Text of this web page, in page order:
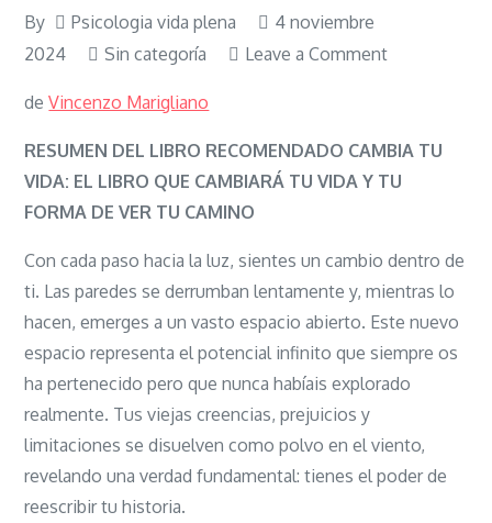
By Psicologia vida plena
4 noviembre
2024
Sin categoría Leave a Commenton
tu
vida:
que
cambiará
tu
vida
y
forma
de
deVincenzo Marigliano
RESUMEN DEL LIBRO RECOMENDADO CAMBIA TU
VIDA: EL LIBRO QUE CAMBIARÁ TU VIDA Y TU
FORMA DE VER TU CAMINO
Con cada paso hacia la luz, sientes un cambio dentro de
ti. Las paredes se derrumban lentamente y, mientras lo
hacen, emerges a un vasto espacio abierto. Este nuevo
espacio representa el potencial infinito que siempre os
ha pertenecido pero que nunca habíais explorado
realmente. Tus viejas creencias, prejuicios y
limitaciones se disuelven como polvo en el viento,
revelando una verdad fundamental: tienes el poder de
reescribir tu historia.